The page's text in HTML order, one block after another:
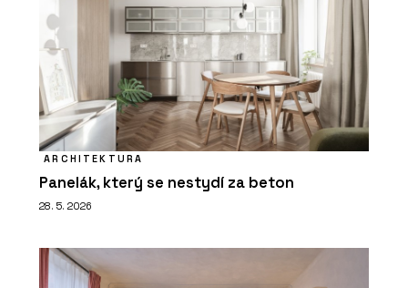
ARCHITEKTURA
Panelák, který se nestydí za beton
28. 5. 2026